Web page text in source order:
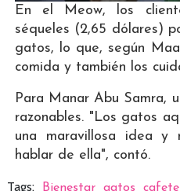
En el Meow, los
séqueles (2,65 dólares)
gatos, lo que, según
comida y también los
Para Manar Abu Samra,
razonables. "Los gatos
una maravillosa idea y
hablar de ella", contó.
Tags: Bienestar gatos